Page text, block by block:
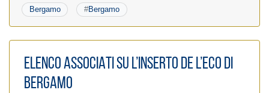
Bergamo #Bergamo
ELENCO ASSOCIATI SU L’INSERTO DE L’ECO DI
BERGAMO